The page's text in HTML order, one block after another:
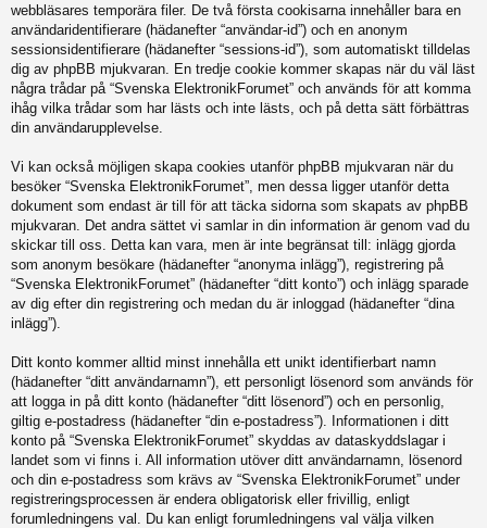
webbläsares temporära filer. De två första cookisarna innehåller bara en
användaridentifierare (hädanefter “användar-id”) och en anonym
sessionsidentifierare (hädanefter “sessions-id”), som automatiskt tilldelas
dig av phpBB mjukvaran. En tredje cookie kommer skapas när du väl läst
några trådar på “Svenska ElektronikForumet” och används för att komma
ihåg vilka trådar som har lästs och inte lästs, och på detta sätt förbättras
din användarupplevelse.
Vi kan också möjligen skapa cookies utanför phpBB mjukvaran när du
besöker “Svenska ElektronikForumet”, men dessa ligger utanför detta
dokument som endast är till för att täcka sidorna som skapats av phpBB
mjukvaran. Det andra sättet vi samlar in din information är genom vad du
skickar till oss. Detta kan vara, men är inte begränsat till: inlägg gjorda
som anonym besökare (hädanefter “anonyma inlägg”), registrering på
“Svenska ElektronikForumet” (hädanefter “ditt konto”) och inlägg sparade
av dig efter din registrering och medan du är inloggad (hädanefter “dina
inlägg”).
Ditt konto kommer alltid minst innehålla ett unikt identifierbart namn
(hädanefter “ditt användarnamn”), ett personligt lösenord som används för
att logga in på ditt konto (hädanefter “ditt lösenord”) och en personlig,
giltig e-postadress (hädanefter “din e-postadress”). Informationen i ditt
konto på “Svenska ElektronikForumet” skyddas av dataskyddslagar i
landet som vi finns i. All information utöver ditt användarnamn, lösenord
och din e-postadress som krävs av “Svenska ElektronikForumet” under
registreringsprocessen är endera obligatorisk eller frivillig, enligt
forumledningens val. Du kan enligt forumledningens val välja vilken